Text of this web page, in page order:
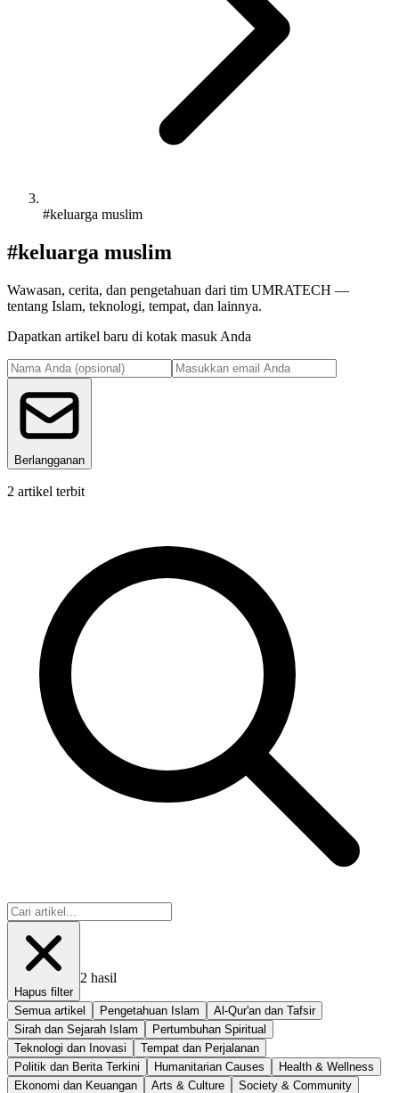
#keluarga muslim
#keluarga muslim
Wawasan, cerita, dan pengetahuan dari tim UMRATECH —
tentang Islam, teknologi, tempat, dan lainnya.
Dapatkan artikel baru di kotak masuk Anda
Berlangganan
2 artikel terbit
Hapus filter
2 hasil
Semua artikel Pengetahuan Islam
Al-Qur'an dan Tafsir
Sirah dan Sejarah Islam
Pertumbuhan Spiritual
Teknologi dan Inovasi
Tempat dan Perjalanan
Politik dan Berita Terkini
Humanitarian Causes
Health & Wellness
Ekonomi dan Keuangan
Arts & Culture
Society & Community